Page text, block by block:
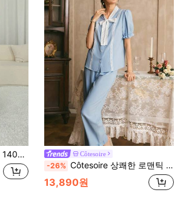
프린트 Côtesoire
-26% Côtesoire 상쾌한 로맨틱 미니멀리스트 대비 컬러 레이스 패치워크 버블 반팔 여성 잠옷 세트
13,890원